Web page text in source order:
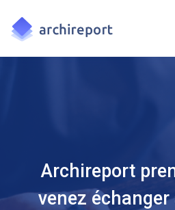
Archireport
venez échanger